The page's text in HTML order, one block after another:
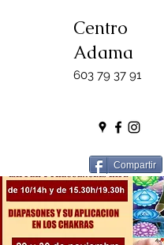
Centro
Adama
603 79 37 91
Compartir